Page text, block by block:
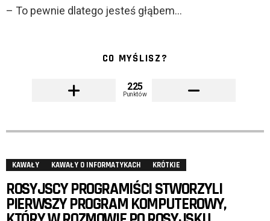
– To pewnie dlatego jesteś głąbem…
CO MYŚLISZ?
225
Punktów
KAWAŁY KAWAŁY O INFORMATYKACH KRÓTKIE
ROSYJSCY PROGRAMIŚCI STWORZYLI
PIERWSZY PROGRAM KOMPUTEROWY,